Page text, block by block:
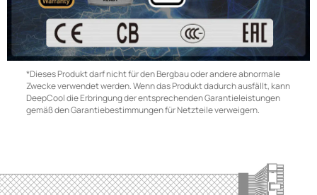
*Dieses Produkt darf nicht für den Bergbau oder andere abnormale
Zwecke verwendet werden. Wenn das Produkt dadurch ausfällt, kann
DeepCool die Erbringung der entsprechenden Garantieleistungen
gemäß den Garantiebestimmungen für Netzteile verweigern.